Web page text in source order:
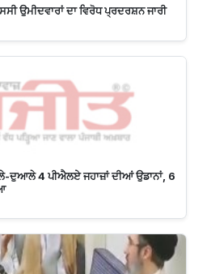
ਉਮੀਦਵਾਰਾਂ ਦਾ ਵਿਰੋਧ ਪ੍ਰਦਰਸ਼ਨ ਜਾਰੀ
4 ਪੀਐਲਏ ਜਹਾਜ਼ਾਂ ਦੀਆਂ ਉਡਾਨਾਂ, 6